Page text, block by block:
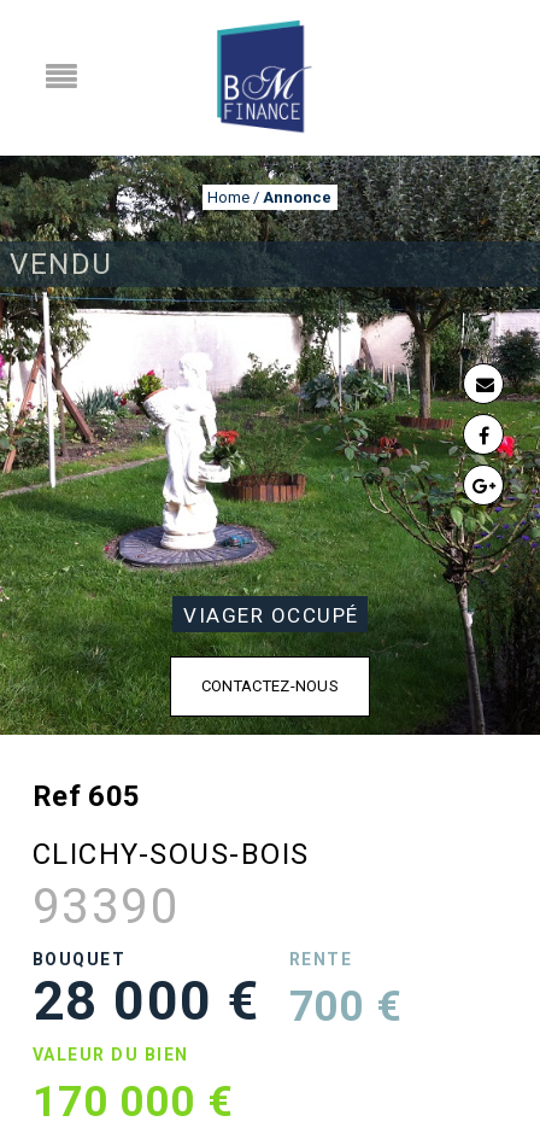
VENDU
Home / Annonce
ANNONCE
VIAGER OCCUPÉ
CONTACTEZ-NOUS
Ref 605
CLICHY-SOUS-BOIS
93390
BOUQUET
28 000 €
RENTE
700 €
VALEUR DU BIEN
170 000 €